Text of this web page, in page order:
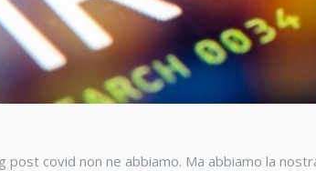
covid non ne abbiamo. Ma abbiamo la